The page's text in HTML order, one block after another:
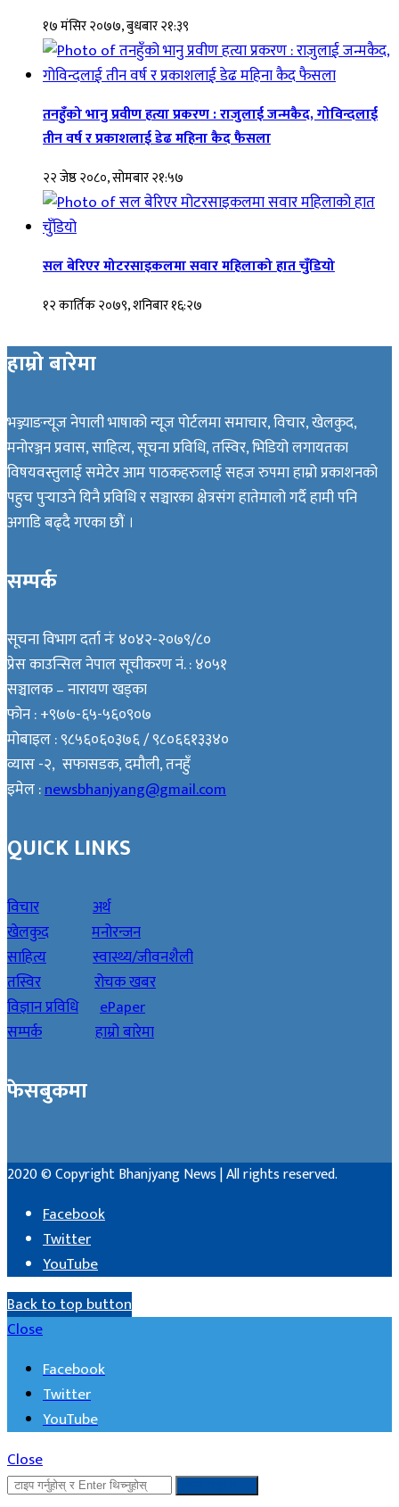
१७ मंसिर २०७७, बुधबार २१:३९
तनहुँको भानु प्रवीण हत्या प्रकरण : राजुलाई जन्मकैद, गोविन्दलाई
तीन वर्ष र प्रकाशलाई डेढ महिना कैद फैसला
२२ जेष्ठ २०८०, सोमबार २१:५७
सल बेरिएर मोटरसाइकलमा सवार महिलाको हात चुँडियो
१२ कार्तिक २०७९, शनिबार १६:२७
हाम्रो बारेमा
भञ्ज्याङन्यूज नेपाली भाषाको न्यूज पोर्टलमा समाचार, विचार, खेलकुद,
मनोरञ्जन प्रवास, साहित्य, सूचना प्रविधि, तस्विर, भिडियो लगायतका
विषयवस्तुलाई समेटेर आम पाठकहरुलाई सहज रुपमा हाम्रो प्रकाशनको
पहुच पुर्‍याउने यिनै प्रविधि र सञ्चारका क्षेत्रसंग हातेमालो गर्दै हामी पनि
अगाडि बढ्दै गएका छौं ।
सम्पर्क
सूचना विभाग दर्ता नंः ४०४२-२०७९/८०
प्रेस काउन्सिल नेपाल सूचीकरण नं. : ४०५१
सञ्चालक – नारायण खड्का
फोन : +९७७-६५-५६०९०७
मोबाइल : ९८५६०६०३७६ / ९८०६६१३३४०
व्यास -२, सफासडक, दमौली, तनहुँ
इमेल :newsbhanjyang@gmail.com
QUICK LINKS
विचार
अर्थ
खेलकुद
मनोरन्जन
साहित्य
स्वास्थ्य/जीवनशैली
तस्विर
रोचक खबर
विज्ञान प्रविधि
ePaper
सम्पर्क
हाम्रो बारेमा
फेसबुकमा
2020 © Copyright Bhanjyang News | All rights reserved.
Facebook
Twitter
YouTube
Back to top button
Close
Facebook
Twitter
YouTube
Close